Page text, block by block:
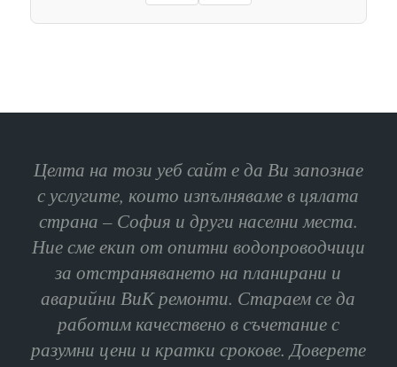
Целта на този уеб сайт е да Ви запознае
с услугите, които изпълняваме в цялата
страна – София и други населни места.
Ние сме екип от опитни водопроводчици
за отстраняването на планирани и
аварийни ВиК ремонти. Стараем се да
работим качествено в съчетание с
разумни цени и кратки срокове. Доверете